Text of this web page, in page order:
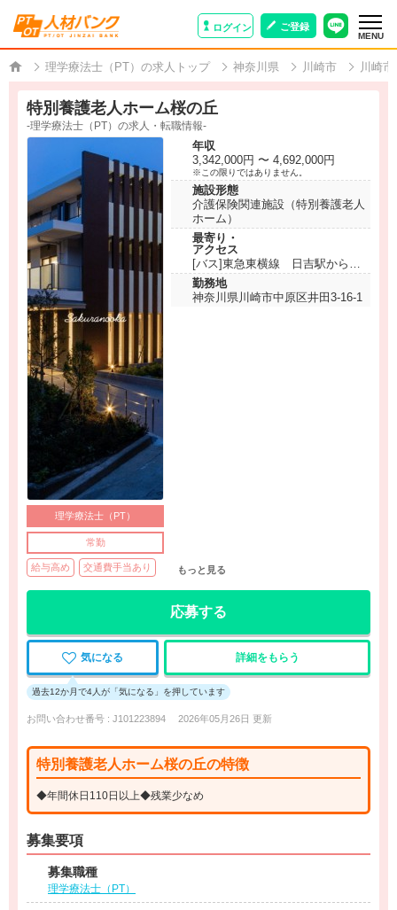
ログイン ご登録
MENU
理学療法士（PT）の求人トップ 神奈川県 川崎市 川崎
特別養護老人ホーム桜の丘
-理学療法士（PT）の求人・転職情報-
理学療法士（PT）
常勤
年収
3,342,000円 〜 4,692,000円
※この限りではありません。
施設形態
介護保険関連施設（特別養護老人
ホーム）
最寄り・
アクセス
[バス]東急東横線 日吉駅からバ
ス「さくらが丘」下車徒歩5分
勤務地
神奈川県川崎市中原区井田3-16-1
給与高め 交通費手当あり もっと見る
応募する
気になる 詳細をもらう
過去12か月で4人が「気になる」を押しています
お問い合わせ番号 : J101223894 2026年05月26日 更新
特別養護老人ホーム桜の丘の特徴
◆年間休日110日以上◆残業少なめ
募集要項
募集職種
理学療法士（PT）